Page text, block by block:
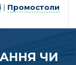
| Промостоли
ЧИ